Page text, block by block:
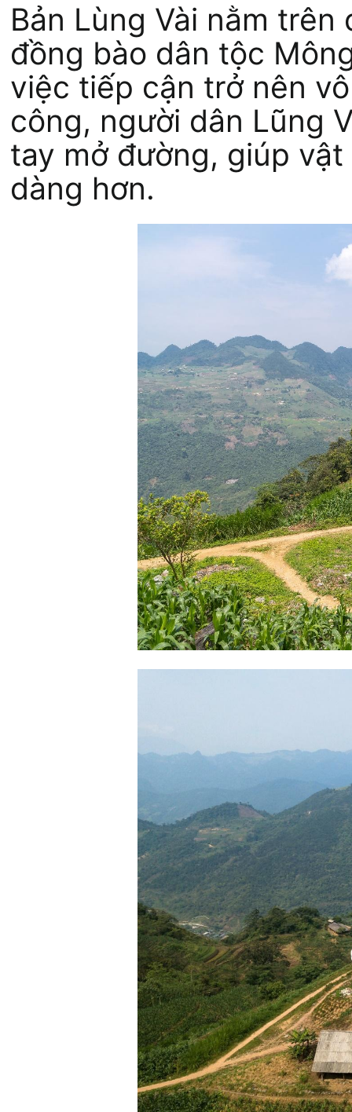
Bản Lùng Vài nằm
đồng bào dân tộc
việc tiếp cận trở nên
công, người dân Lũng
tay mở đường, giúp
dàng hơn.